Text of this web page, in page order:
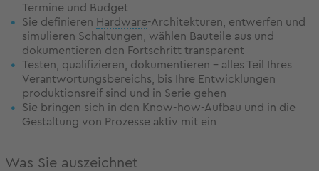
Termine und Budget
Sie definieren Hardware-Architekturen, entwerfen und
simulieren Schaltungen, wählen Bauteile aus und
dokumentieren den Fortschritt transparent
Testen, qualifizieren, dokumentieren – alles Teil Ihres
Verantwortungsbereichs, bis Ihre Entwicklungen
produktionsreif sind und in Serie gehen
Sie bringen sich in den Know-how-Aufbau und in die
Gestaltung von Prozesse aktiv mit ein
Was Sie auszeichnet